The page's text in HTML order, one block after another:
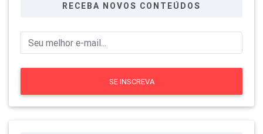
RECEBA NOVOS CONTEÚDOS
SE INSCREVA